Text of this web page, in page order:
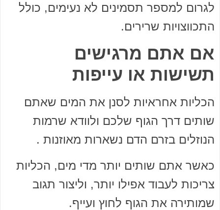
לגרום למספר תסמינים לא נעימים, כולל
התכווצויות שרירים.
אם אתם מרגישים
תשישות או עייפות
הכליות אחראיות לסנן את המים שאתם
שותים דרך הגוף שלכם ולוודא שרמות
הנוזלים בזרם הדם נשארות מאוזנות .
כאשר אתם שותים יותר מדי מים, הכליות
צריכות לעבוד אפילו יותר, וליצור תגוב
שמותירה את הגוף לחוץ ועייף.